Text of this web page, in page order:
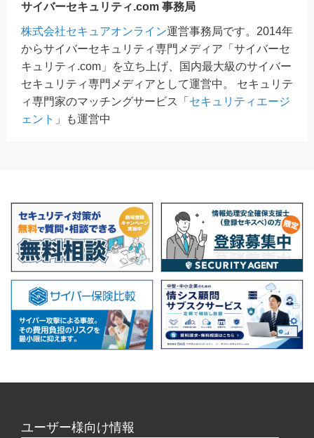
サイバーセキュリティ.com 事務局
株式会社セキュアオンライン運営事務局です。2014年
からサイバーセキュリティ専門メディア「サイバーセ
キュリティ.com」を立ち上げ、国内最大級のサイバー
セキュリティ専門メディアとして運営中。 セキュリテ
ィ専門家のマッチングサービス「 セキュリティエージ
ェント 」も運営中
ユーザー様向け情報